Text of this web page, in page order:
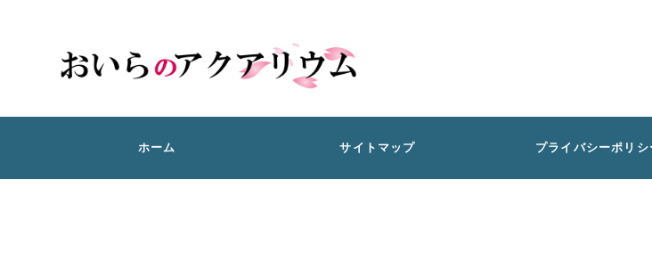
ホーム サイトマップ プライバシーポリシ